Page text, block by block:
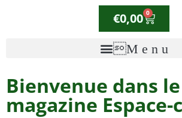
€0,00 0
Bienvenue dans le
magazine Espace-